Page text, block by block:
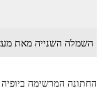
השמלה השנייה מאת
החתונה המרשימה